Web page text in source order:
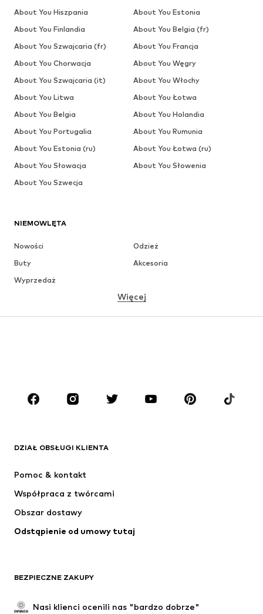
NIEMOWLĘTA
Nowości
Odzież
Buty
Akcesoria
Wyprzedaż
MARKI
Next
NAME IT
Więcej
DZIAŁ OBSŁUGI KLIENTA
Pomoc & kontakt
Współpraca z twórcami
Obszar dostawy
Odstąpienie od umowy tutaj
BEZPIECZNE ZAKUPY
Nasi klienci ocenili nas "bardzo dobrze"
About You Hiszpania
About You Estonia
About You Finlandia
About You Belgia (fr)
About You Szwajcaria (fr)
About You Francja
About You Chorwacja
About You Węgry
About You Szwajcaria (it)
About You Włochy
About You Litwa
About You Łotwa
About You Belgia
About You Holandia
About You Portugalia
About You Rumunia
About You Estonia (ru)
About You Łotwa (ru)
About You Słowacja
About You Słowenia
About You Szwecja